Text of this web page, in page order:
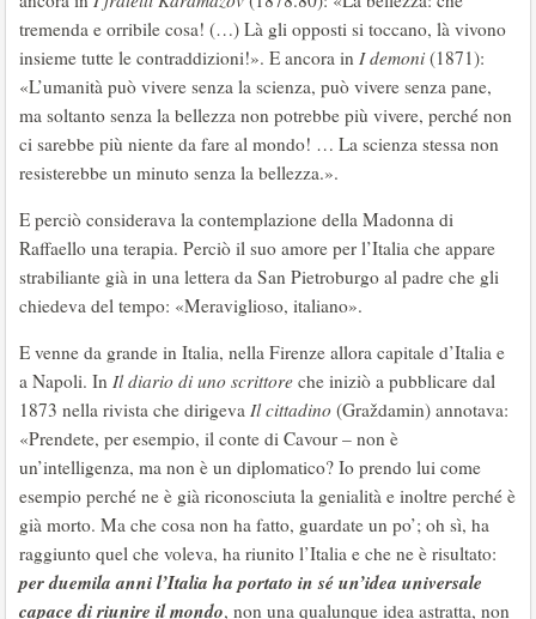
tremenda e orribile cosa! (…) Là gli opposti si toccano, là vivono
insieme tutte le contraddizioni!». E ancora in I demoni (1871):
«L’umanità può vivere senza la scienza, può vivere senza pane,
ma soltanto senza la bellezza non potrebbe più vivere, perché non
ci sarebbe più niente da fare al mondo! … La scienza stessa non
resisterebbe un minuto senza la bellezza.».
E perciò considerava la contemplazione della Madonna di
Raffaello una terapia. Perciò il suo amore per l’Italia che appare
strabiliante già in una lettera da San Pietroburgo al padre che gli
chiedeva del tempo: «Meraviglioso, italiano».
E venne da grande in Italia, nella Firenze allora capitale d’Italia e
a Napoli. In Il diario di uno scrittore che iniziò a pubblicare dal
1873 nella rivista che dirigeva Il cittadino (Graždamin) annotava:
«Prendete, per esempio, il conte di Cavour – non è
un’intelligenza, ma non è un diplomatico? Io prendo lui come
esempio perché ne è già riconosciuta la genialità e inoltre perché è
già morto. Ma che cosa non ha fatto, guardate un po’; oh sì, ha
raggiunto quel che voleva, ha riunito l’Italia e che ne è risultato:
per duemila anni l’Italia ha portato in sé un’idea universale
capace di riunire il mondo, non una qualunque idea astratta, non